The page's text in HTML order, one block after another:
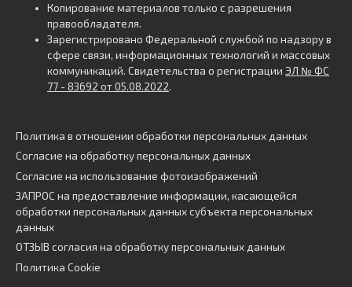
Копирование материалов только с разрешения
правообладателя.
Зарегистрировано Федеральной службой по надзору в
сфере связи, информационных технологий и массовых
коммуникаций. Свидетельства о регистрации ЭЛ № ФС
77 - 83692 от 05.08.2022.
Политика в отношении обработки персональных данных
Согласие на обработку персональных данных
Согласие на использование фотоизображений
ЗАПРОС на предоставление информации, касающейся
обработки персональных данных субъекта персональных
данных
ОТЗЫВ согласия на обработку персональных данных
Политика Cookie